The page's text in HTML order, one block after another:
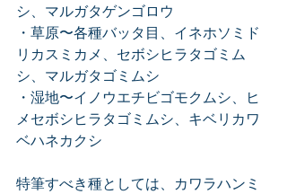
シ、マルガタゲンゴロウ
・草原〜各種バッタ目、イネホソミド
リカスミカメ、セボシヒラタゴミム
シ、マルガタゴミムシ
・湿地〜イノウエチビゴモクムシ、ヒ
メセボシヒラタゴミムシ、キベリカワ
ベハネカクシ
特筆すべき種としては、カワラハンミ